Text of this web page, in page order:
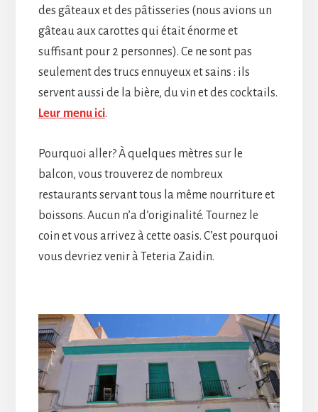
des gâteaux et des pâtisseries (nous avions un
gâteau aux carottes qui était énorme et
suffisant pour 2 personnes). Ce ne sont pas
seulement des trucs ennuyeux et sains : ils
servent aussi de la bière, du vin et des cocktails.
Leur menu ici.
Pourquoi aller? À quelques mètres sur le
balcon, vous trouverez de nombreux
restaurants servant tous la même nourriture et
boissons. Aucun n’a d’originalité. Tournez le
coin et vous arrivez à cette oasis. C’est pourquoi
vous devriez venir à Teteria Zaidin.